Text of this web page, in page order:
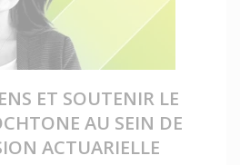
ET SOUTENIR LE
AU SEIN DE
ACTUARIELLE